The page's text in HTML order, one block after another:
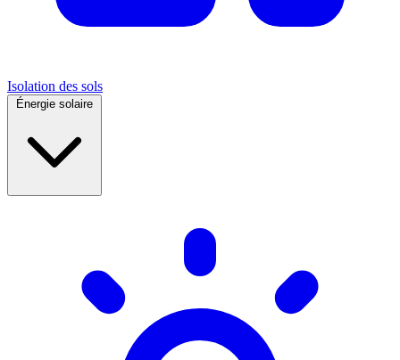
Isolation des sols